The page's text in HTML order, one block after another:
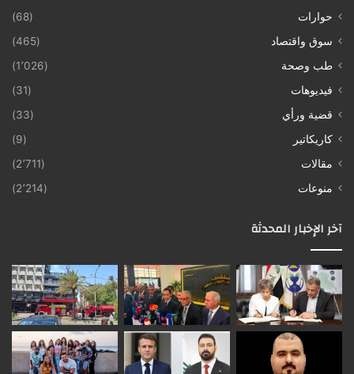
حوارات
(68)
سوق واقتصاد
(465)
طب وصحة
(1٬026)
فيديوهات
(31)
قضية ورأي
(33)
كاريكاتير
(9)
مقالات
(2٬711)
منوعات
(2٬214)
آخر الإخبار المحدثة